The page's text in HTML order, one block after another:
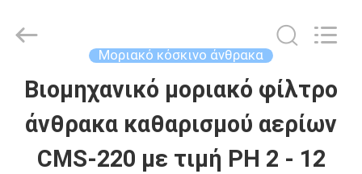
ΑΡΧΙΚΉ
ΠΡΟΪΌΝΤΑ
Purification
Μοριακό κόσκινο άνθρακα
Βιομηχανικό μοριακό φίλτρο
άνθρακα καθαρισμού αερίων
CMS-220 με τιμή PH 2 - 12